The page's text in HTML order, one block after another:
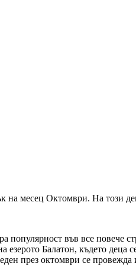
месец Октомври. На този
популярност във все повече
Балатон, където
през октомври се